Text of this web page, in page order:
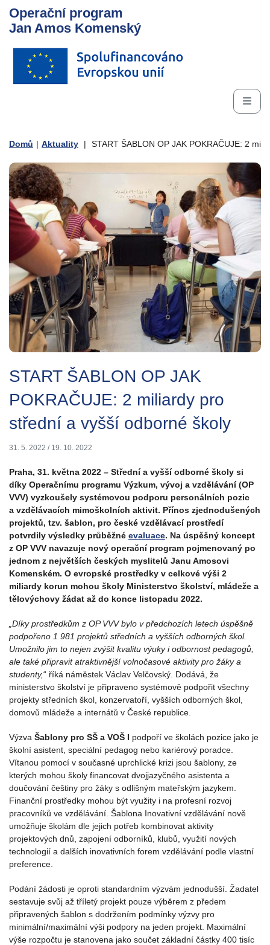
Operační program
Jan Amos Komenský
Domů | Aktuality | START ŠABLON OP JAK POKRAČUJE: 2
START ŠABLON OP JAK
POKRAČUJE: 2 miliardy pro
střední a vyšší odborné školy
31. 5. 2022 / 19. 10. 2022
Praha, 31. května 2022 – Střední a vyšší odborné školy si
díky Operačnímu programu Výzkum, vývoj a vzdělávání (OP
VVV) vyzkoušely systémovou podporu personálních pozic
a vzdělávacích mimoškolních aktivit. Přínos zjednodušených
projektů, tzv. šablon, pro české vzdělávací prostředí
potvrdily výsledky průběžné evaluace. Na úspěšný koncept
z OP VVV navazuje nový operační program pojmenovaný po
jednom z největších českých myslitelů Janu Amosovi
Komenském. O evropské prostředky v celkové výši 2
miliardy korun mohou školy Ministerstvo školství, mládeže a
tělovýchovy žádat až do konce listopadu 2022.
„Díky prostředkům z OP VVV bylo v předchozích letech úspěšně
podpořeno 1 981 projektů středních a vyšších odborných škol.
Umožnilo jim to nejen zvýšit kvalitu výuky i odbornost pedagogů,
ale také připravit atraktivnější volnočasové aktivity pro žáky a
studenty,“ říká náměstek Václav Velčovský. Dodává, že
ministerstvo školství je připraveno systémově podpořit všechny
projekty středních škol, konzervatoří, vyšších odborných škol,
domovů mládeže a internátů v České republice.
Výzva Šablony pro SŠ a VOŠ I podpoří ve školách pozice jako je
školní asistent, speciální pedagog nebo kariérový poradce.
Vítanou pomocí v současné uprchlické krizi jsou šablony, ze
kterých mohou školy financovat dvojjazyčného asistenta a
doučování češtiny pro žáky s odlišným mateřským jazykem.
Finanční prostředky mohou být využity i na profesní rozvoj
pracovníků ve vzdělávání. Šablona Inovativní vzdělávání nově
umožňuje školám dle jejich potřeb kombinovat aktivity
projektových dnů, zapojení odborníků, klubů, využití nových
technologií a dalších inovativních forem vzdělávání podle vlastní
preference.
Podání žádosti je oproti standardním výzvám jednodušší. Žadatel
sestavuje svůj až tříletý projekt pouze výběrem z předem
připravených šablon s dodržením podmínky výzvy pro
minimální/maximální výši podpory na jeden projekt. Maximální
výše rozpočtu je stanovena jako součet základní částky 400 tisíc